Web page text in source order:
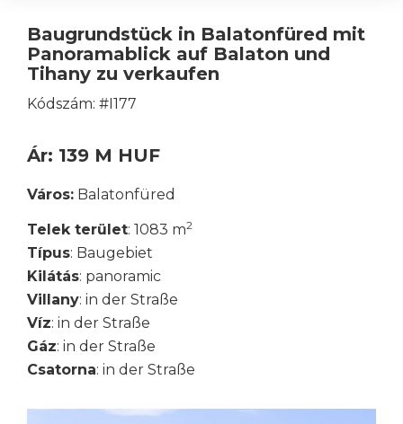
Baugrundstück in Balatonfüred mit
Panoramablick auf Balaton und
Tihany zu verkaufen
Kódszám: #I177
Ár: 139 M HUF
Város: Balatonfüred
Telek terület: 1083 m2
Típus: Baugebiet
Kilátás: panoramic
Villany: in der Straße
Víz: in der Straße
Gáz: in der Straße
Csatorna: in der Straße